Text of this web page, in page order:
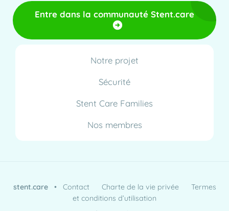
Entre dans la communauté Stent.care
Notre projet
Sécurité
Stent Care Families
Nos membres
stent.care• Contact Charte de la vie privée
Termes
et conditions d’utilisation